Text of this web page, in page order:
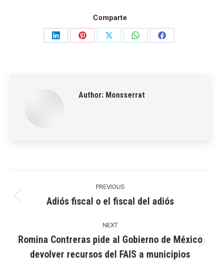
Comparte
Share
Share
Share
Share
Share
Author: Monsserrat
navigation
PREVIOUS
Previous
Adiós fiscal o el fiscal del adiós
NEXT
post:
Romina Contreras pide al Gobierno de México
devolver recursos del FAIS a municipios